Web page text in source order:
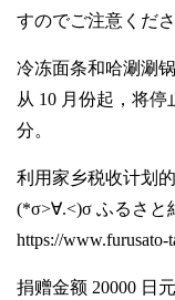
すのでご注意くだ
冷冻面条和哈涮涮锅
从 10 月份起，将
分。
利用家乡税收计划
(*σ>∀.<)σ ふるさと
https://www.furusato-
捐赠金额 20000 日元